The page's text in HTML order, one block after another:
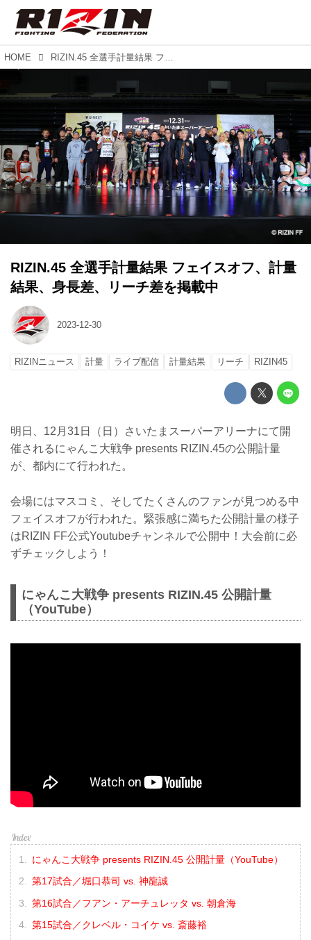
HOME RIZIN.45 全選手計量結果 フェイスオフ、計量結果、身長差、リーチ差を掲載中
RIZIN.45 全選手計量結果 フェイスオフ、計量
結果、身長差、リーチ差を掲載中
2023-12-30
RIZINニュース 計量 ライブ配信 計量結果 リーチ RIZIN45
明日、12月31日（日）さいたまスーパーアリーナにて開
催されるにゃんこ大戦争 presents RIZIN.45の公開計量
が、都内にて行われた。
会場にはマスコミ、そしてたくさんのファンが見つめる中
フェイスオフが行われた。緊張感に満ちた公開計量の様子
はRIZIN FF公式Youtubeチャンネルで公開中！大会前に必
ずチェックしよう！
にゃんこ大戦争 presents RIZIN.45 公開計量
（YouTube）
にゃんこ大戦争 presents RIZIN.45 公開計量（YouTube）
第17試合／堀口恭司 vs. 神龍誠
第16試合／フアン・アーチュレッタ vs. 朝倉海
第15試合／クレベル・コイケ vs. 斎藤裕